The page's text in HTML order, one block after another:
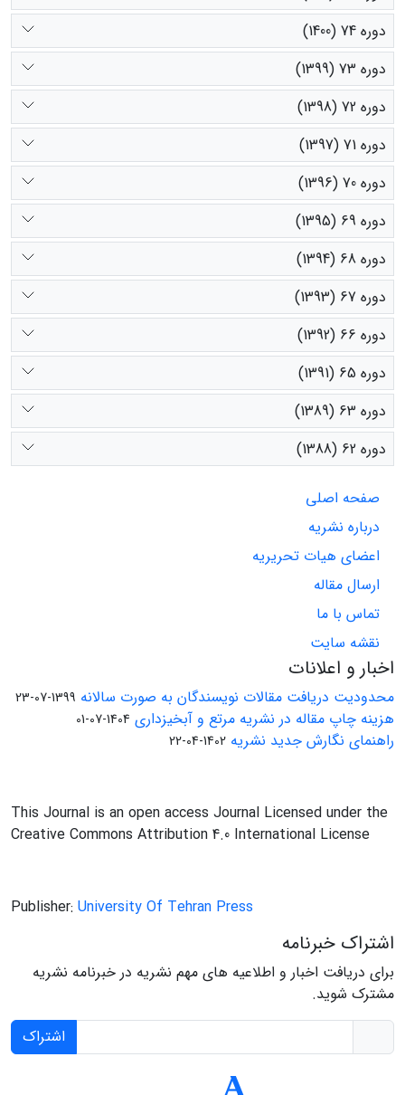
دوره 74 (1400)
دوره 73 (1399)
دوره 72 (1398)
دوره 71 (1397)
دوره 70 (1396)
دوره 69 (1395)
دوره 68 (1394)
دوره 67 (1393)
دوره 66 (1392)
دوره 65 (1391)
دوره 63 (1389)
دوره 62 (1388)
صفحه اصلی
درباره نشریه
اعضای هیات تحریریه
ارسال مقاله
تماس با ما
نقشه سایت
اخبار و اعلانات
محدودیت دریافت مقالات نویسندگان به صورت سالانه 1399-07-23
هزینه چاپ مقاله در نشریه مرتع و آبخیزداری 1404-07-01
راهنمای نگارش جدید نشریه 1402-04-22
This Journal is an open access Journal Licensed under the
Creative Commons Attribution 4.0 International License
Publisher: University Of Tehran Press
اشتراک خبرنامه
برای دریافت اخبار و اطلاعیه های مهم نشریه در خبرنامه نشریه
مشترک شوید.
اشتراک